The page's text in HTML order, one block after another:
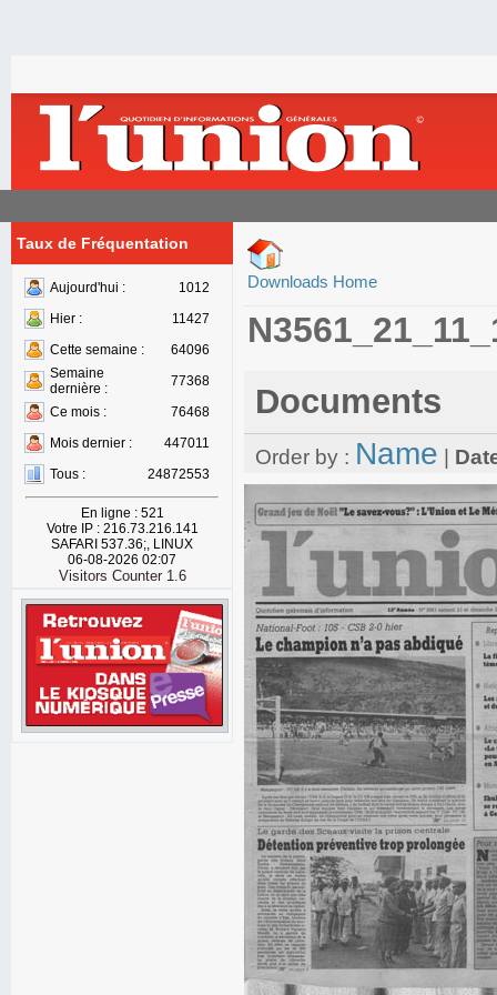
Taux de Fréquentation
Aujourd'hui :
1012
Hier :
11427
Cette semaine :
64096
Semaine
dernière :
77368
Ce mois :
76468
Mois dernier :
447011
Tous :
24872553
En ligne : 521
Votre IP : 216.73.216.141
SAFARI 537.36;, LINUX
06-08-2026 02:07
Visitors Counter 1.6
Downloads Home
Documents
Order by : Name